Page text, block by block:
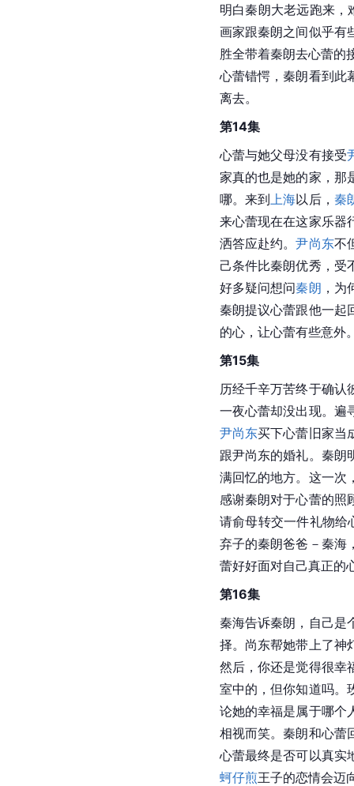
明白秦朗大老远跑来，
画家跟秦朗之间似乎有
胜全带着秦朗去心蕾的
心蕾错愕，秦朗看到此
离去。
第14集
心蕾与她父母没有接受
家真的也是她的家，那
哪。来到 上海以后， 秦
来心蕾现在在这家乐器
洒答应赴约。尹尚东不
己条件比秦朗优秀，受
好多疑问想问秦朗 ，为
秦朗提议心蕾跟他一起
的心，让心蕾有些意外
第15集
历经千辛万苦终于确认
一夜心蕾却没出现。遍
尹尚东买下心蕾旧家当
跟尹尚东的婚礼。秦朗
满回忆的地方。这一次
感谢秦朗对于心蕾的照
请俞母转交一件礼物给
弃子的秦朗爸爸－秦海
蕾好好面对自己真正的
第16集
秦海告诉秦朗，自己是
择。尚东帮她带上了神
然后，你还是觉得很幸
室中的，但你知道吗。
论她的幸福是属于哪个
相视而笑。秦朗和心蕾
心蕾最终是否可以真实
蚵仔煎王子的恋情会迈